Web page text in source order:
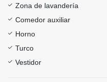
Zona de lavandería
Comedor auxiliar
Horno
Turco
Vestidor